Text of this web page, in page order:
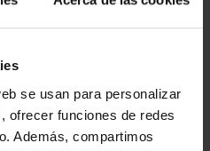
se usan para personalizar
ofrecer funciones de redes
Además, compartimos